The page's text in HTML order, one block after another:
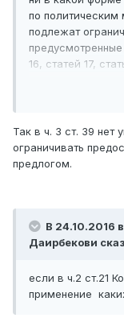
по политическим
подлежат
предусмотренные
16, статей 17,
Так в ч. 3 ст. 39 нет
ограничивать
предлогом.
В 24.10.2016
Даирбекови
если в ч.2 ст.21
применение